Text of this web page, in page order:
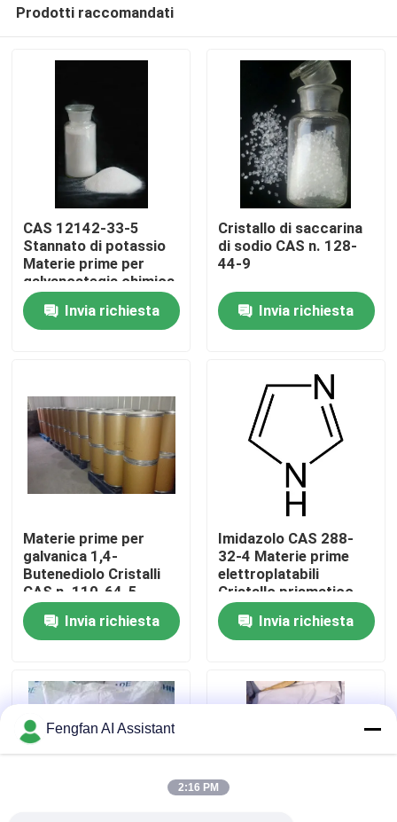
Casa.
Video
Chi Siamo
Visita alla fabbrica
Controllo di qualità
Contattaci
Notizie
Chiedi un preventivo
Prodotti raccomandati
CAS 12142-33-5
Stannato di potassio
Materie prime per
galvanostegia chimica
Invia richiesta
Cristallo di saccarina
di sodio CAS n. 128-
44-9
Invia richiesta
Materie prime per
galvanica 1,4-
Butenediolo Cristalli
CAS n. 110-64-5
Invia richiesta
Imidazolo CAS 288-
32-4 Materie prime
elettroplatabili
Cristallo prismatico
incolore
Invia richiesta
Fengfan AI Assistant
2:16 PM